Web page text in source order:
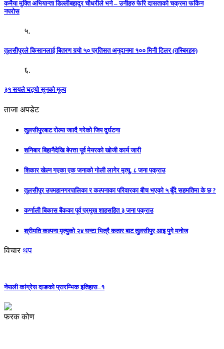
कमैया मुक्ति अभियान्ता डिल्लीबहादुर चौधरीले भने – उनीहरु फेरि दासताको चक्रमा फर्किन
नपरोस
५.
तुलसीपुरले किसानलाई बितरण गर्‍यो ५० प्रतिसत अनुदानमा १०० मिनी टिलर (तस्बिरहरु)
६.
३१ सयले घट्यो सुनको मूल्य
ताजा अपडेट
तुलसीपुरबाट रोल्पा जाादै गरेको जिप दुर्घटना
शनिबार बिहानैदेखि बेपत्ता पूर्व मेयरको खोजी कार्य जारी
शिकार खेल्न गएका एक जनाको गोली लागेर मृत्यु, ८ जना पक्राउ
तुलसीपुर उपमहानगरपालिका र कल्पनाका परिवारका बीच भएको ५ बुँदे सहमतिमा के छ ?
कर्णाली बिकास बैंकका पूर्व प्रमुख शाहसहित ३ जना पक्राउ
श्रीमति कल्पना मृत्युको २४ घन्टा भित्रै कतार बाट तुलसीपुर आइ पुगे मनोज
विचार थप
नेपाली कांग्रेस दाङको प्रारम्भिक इतिहास–१
फरक कोण